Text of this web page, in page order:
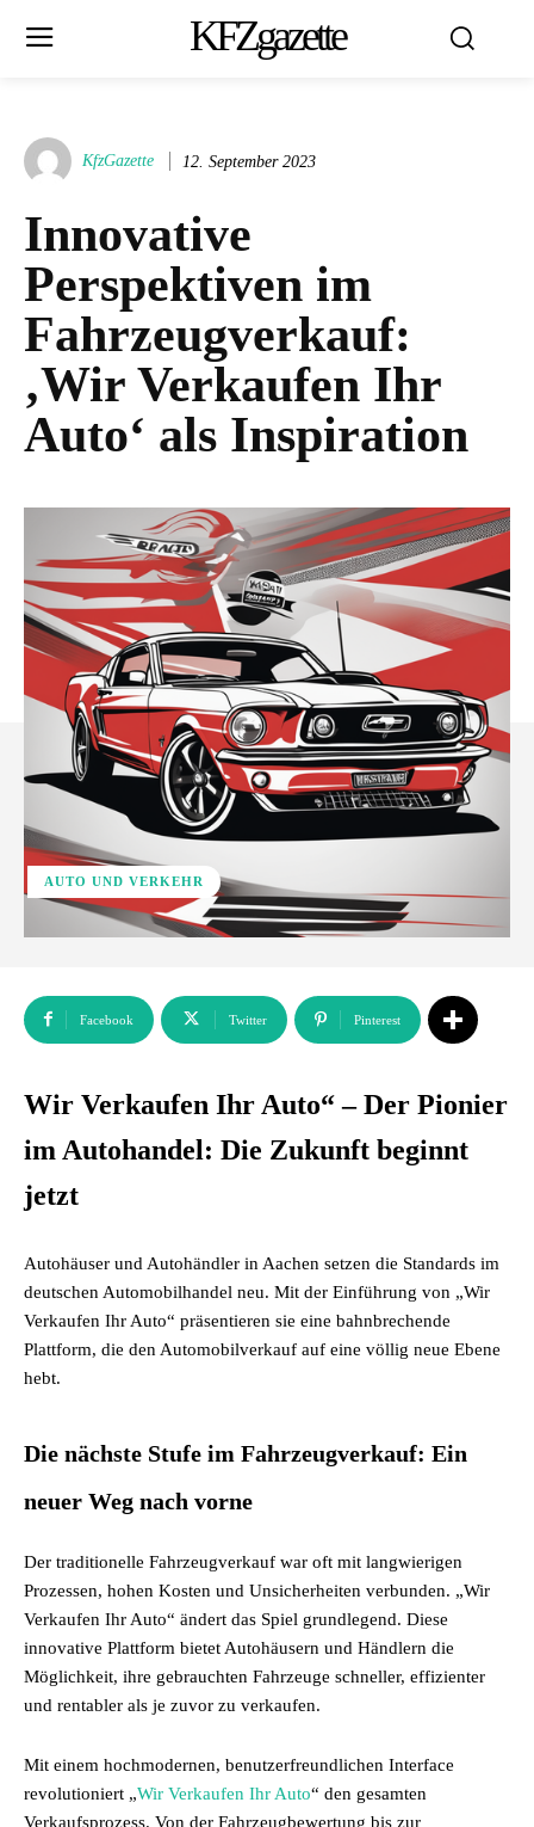
KFZgazette
KfzGazette 12. September 2023
Innovative
Perspektiven im
Fahrzeugverkauf:
‚Wir Verkaufen Ihr
Auto‘ als Inspiration
AUTO UND VERKEHR
Facebook Twitter Pinterest
Wir Verkaufen Ihr Auto“ – Der Pionier
im Autohandel: Die Zukunft beginnt
jetzt
Autohäuser und Autohändler in Aachen setzen die Standards im
deutschen Automobilhandel neu. Mit der Einführung von „Wir
Verkaufen Ihr Auto“ präsentieren sie eine bahnbrechende
Plattform, die den Automobilverkauf auf eine völlig neue Ebene
hebt.
Die nächste Stufe im Fahrzeugverkauf: Ein
neuer Weg nach vorne
Der traditionelle Fahrzeugverkauf war oft mit langwierigen
Prozessen, hohen Kosten und Unsicherheiten verbunden. „Wir
Verkaufen Ihr Auto“ ändert das Spiel grundlegend. Diese
innovative Plattform bietet Autohäusern und Händlern die
Möglichkeit, ihre gebrauchten Fahrzeuge schneller, effizienter
und rentabler als je zuvor zu verkaufen.
Mit einem hochmodernen, benutzerfreundlichen Interface
revolutioniert „Wir Verkaufen Ihr Auto“ den gesamten
Verkaufsprozess. Von der Fahrzeugbewertung bis zur